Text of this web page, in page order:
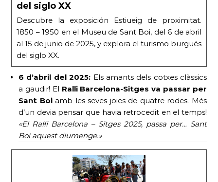
del siglo XX
Descubre la exposición Estiueig de proximitat.
1850 – 1950 en el Museu de Sant Boi, del 6 de abril
al 15 de junio de 2025, y explora el turismo burgués
del siglo XX.
6 d’abril del 2025: Els amants dels cotxes clàssics
a gaudir! El Ral·li Barcelona-Sitges va passar per
Sant Boiamb les seves joies de quatre rodes. Més
d’un devia pensar que havia retrocedit en el temps!
«El Ral·li Barcelona – Sitges 2025, passa per… Sant
Boi aquest diumenge.»